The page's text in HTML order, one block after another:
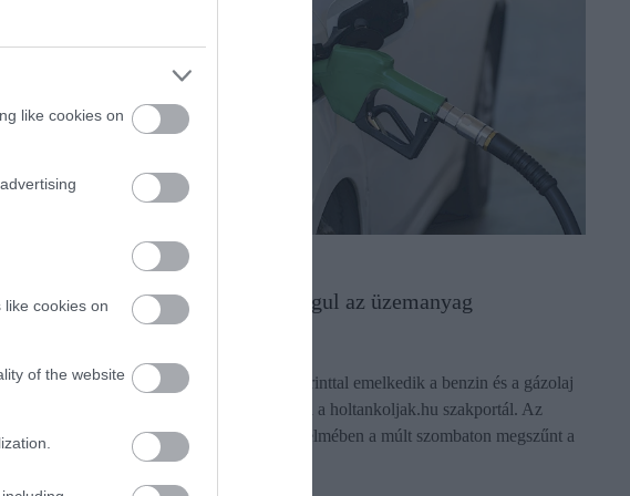
like cookies on
cookies on
of the website
díj
az
PIAC
Fordult a kocka, drágul az üzemanyag
Csütörtöktől bruttó 4-4 forinttal emelkedik a benzin és a gázolaj
nagykereskedelmi ára, írja a holtankoljak.hu szakportál. Az
Országgyűlés döntése értelmében a múlt szombaton megszűnt a
védett…